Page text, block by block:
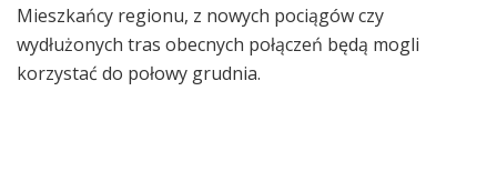
Mieszkańcy regionu, z nowych pociągów czy
wydłużonych tras obecnych połączeń będą mogli
korzystać do połowy grudnia.